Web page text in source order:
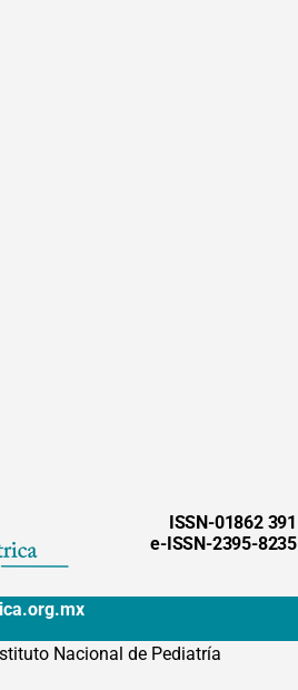
ISSN-01862 391
e-ISSN-2395-8235
Nacional de Pediatría